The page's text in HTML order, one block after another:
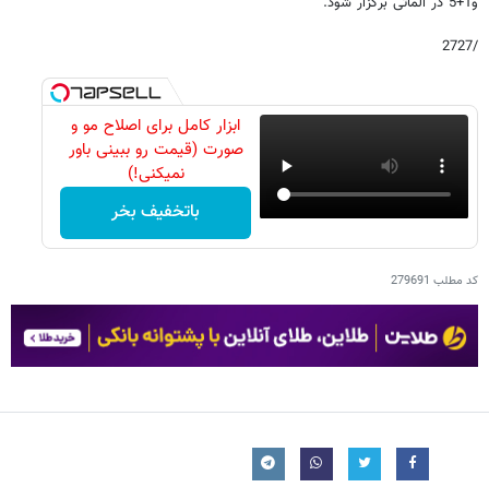
/2727
ابزار کامل برای اصلاح مو و
صورت (قیمت رو ببینی باور
نمیکنی!)
باتخفیف بخر
کد مطلب 279691